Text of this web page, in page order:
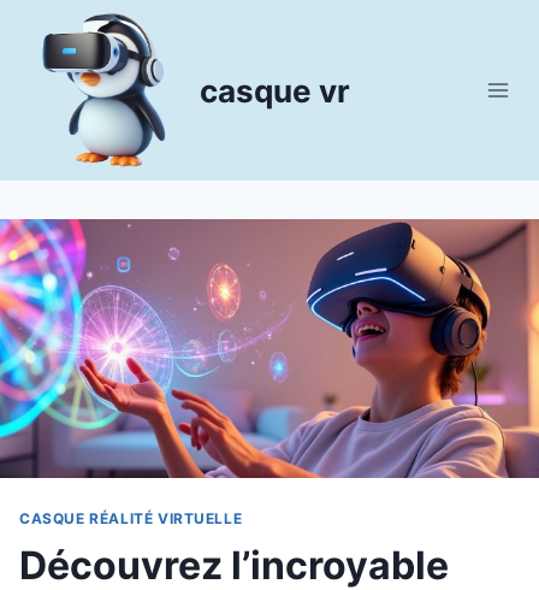
contenu
casque vr
CASQUE RÉALITÉ VIRTUELLE
Découvrez l’incroyable